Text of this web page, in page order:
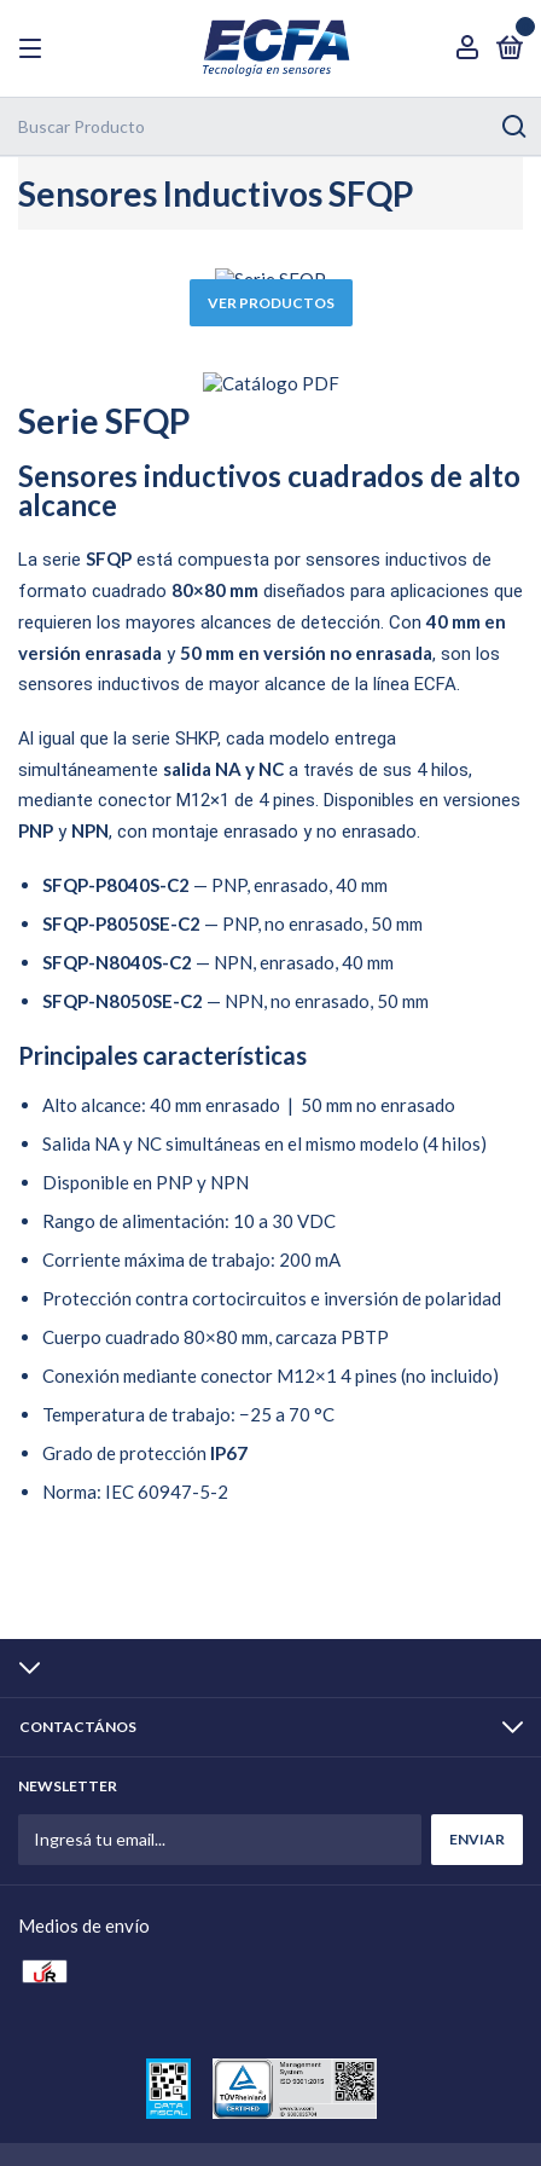
Sensores Inductivos SFQP
VER PRODUCTOS
Serie SFQP
Sensores inductivos cuadrados de alto
alcance
La serie SFQP está compuesta por sensores inductivos de
formato cuadrado 80×80 mm diseñados para aplicaciones que
requieren los mayores alcances de detección. Con40 mm en
versión enrasada y50 mm en versión no enrasada, son los
sensores inductivos de mayor alcance de la línea ECFA.
Al igual que la serie SHKP, cada modelo entrega
simultáneamente salida NA y NC a través de sus 4 hilos,
mediante conector M12×1 de 4 pines. Disponibles en versiones
PNP y NPN, con montaje enrasado y no enrasado.
SFQP-P8040S-C2 — PNP, enrasado, 40 mm
SFQP-P8050SE-C2 — PNP, no enrasado, 50 mm
SFQP-N8040S-C2 — NPN, enrasado, 40 mm
SFQP-N8050SE-C2 — NPN, no enrasado, 50 mm
Principales características
Alto alcance: 40 mm enrasado | 50 mm no enrasado
Salida NA y NC simultáneas en el mismo modelo (4 hilos)
Disponible en PNP y NPN
Rango de alimentación: 10 a 30 VDC
Corriente máxima de trabajo: 200 mA
Protección contra cortocircuitos e inversión de polaridad
Cuerpo cuadrado 80×80 mm, carcaza PBTP
Conexión mediante conector M12×1 4 pines (no incluido)
Temperatura de trabajo: −25 a 70 °C
Grado de protección IP67
Norma: IEC 60947-5-2
CONTACTÁNOS
NEWSLETTER
Medios de envío